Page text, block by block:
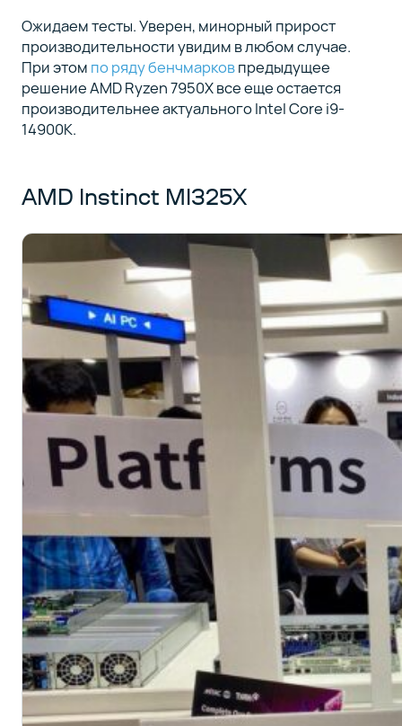
Ожидаем тесты. Уверен, минорный прирост
производительности увидим в любом случае.
При этом по ряду бенчмарковпредыдущее
решение AMD Ryzen 7950X все еще остается
производительнее актуального Intel Core i9-
14900K.
AMD Instinct MI325X